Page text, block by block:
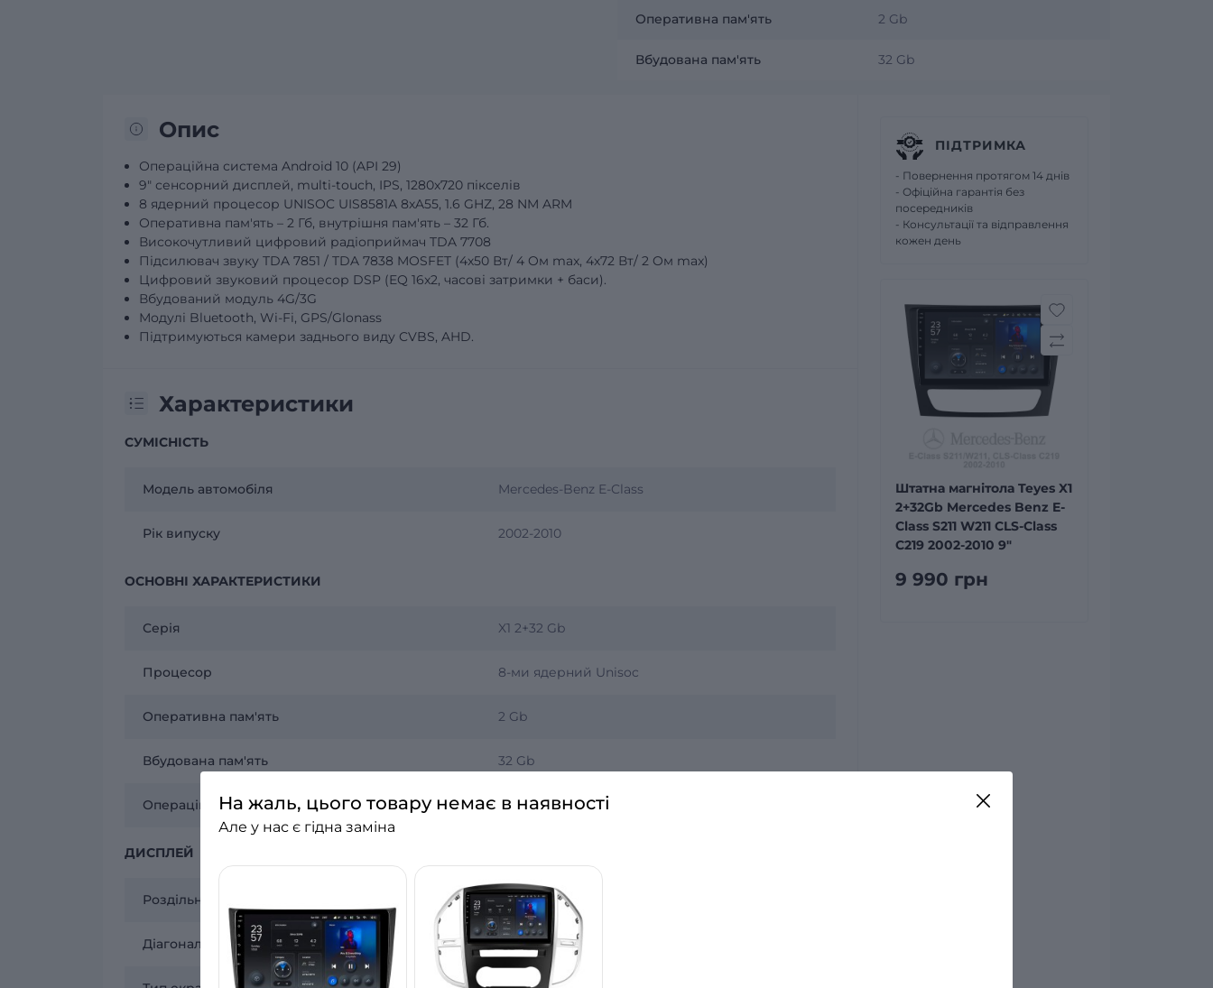
Оперативна пам'ять 2 Gb
Вбудована пам'ять 32 Gb
Опис
Операційна система Android 10 (API 29)
9" сенсорний дисплей, multi-touch, IPS, 1280x720 пікселів
8 ядерний процесор UNISOC UIS8581A 8хA55, 1.6 GHZ, 28 NM ARM
Оперативна пам'ять – 2 Гб, внутрішня пам'ять – 32 Гб.
Високочутливий цифровий радіоприймач TDA 7708
Підсилювач звуку TDA 7851 / TDA 7838 MOSFET (4х50 Вт/ 4 Oм max, 4х72 Вт/ 2 Oм max)
Цифровий звуковий процесор DSP (EQ 16x2, часові затримки + баси).
Вбудований модуль 4G/3G
Модулі Bluetooth, Wi-Fi, GPS/Glonass
Підтримуються камери заднього виду CVBS, AHD.
Характеристики
СУМІСНІСТЬ
Модель автомобіля Mercedes-Benz E-Class
Рік випуску 2002-2010
ОСНОВНІ ХАРАКТЕРИСТИКИ
Серія X1 2+32 Gb
Процесор 8-ми ядерний Unisoc
Оперативна пам'ять 2 Gb
Вбудована пам'ять 32 Gb
Операційна система Android 10
ДИСПЛЕЙ
Роздільна здатність 1280x720
Діагональ екрану 9 дюймів
ПІДТРИМКА
- Повернення протягом 14 днів
- Офіційна гарантія без
посередників
- Консультації та відправлення
кожен день
Штатна магнітола Teyes X1
2+32Gb Mercedes Benz E-
Class S211 W211 CLS-Class
C219 2002-2010 9"
9 990 грн
На жаль, цього товару немає в наявності
Але у нас є гідна заміна